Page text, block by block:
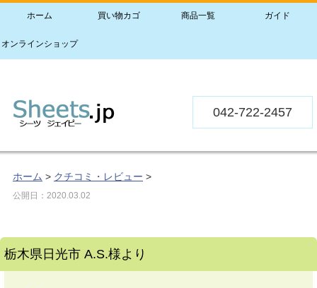
ホーム 買い物カゴ 商品一覧 ガイド
オンラインショップ
042-722-2457
ホーム > クチコミ・レビュー >
公開日： 2020.03.02
栃木県日光市 A.S.様より